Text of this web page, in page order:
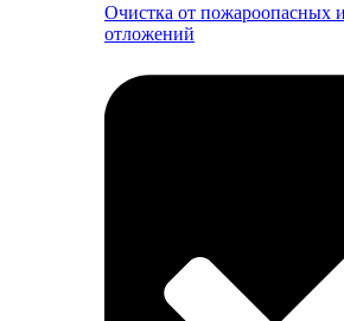
Очистка от пожароопасных
отложений